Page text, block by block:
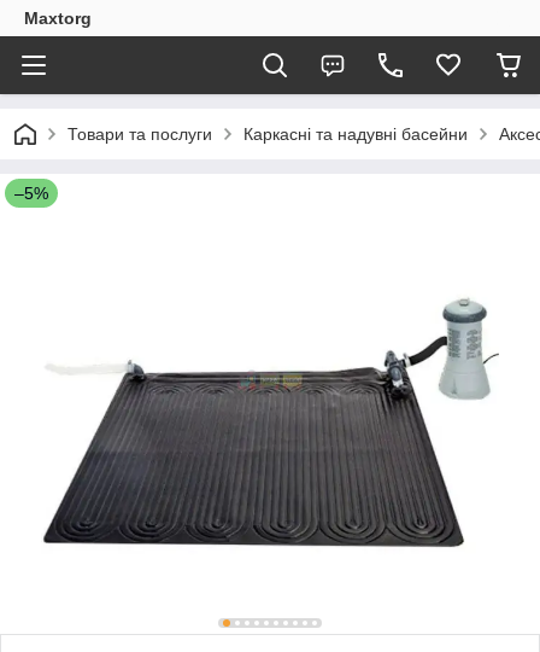
Maxtorg
Товари та послуги Каркасні та надувні басейни
–5%